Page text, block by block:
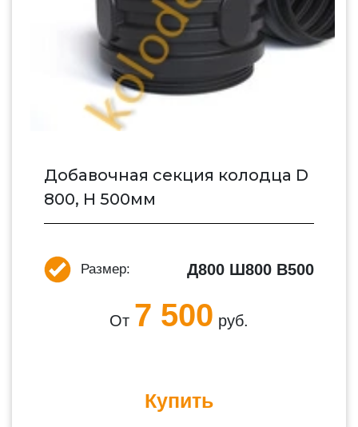
Добавочная секция колодца D
800, H 500мм
Размер: Д800 Ш800 В500
От 7 500 руб.
Купить